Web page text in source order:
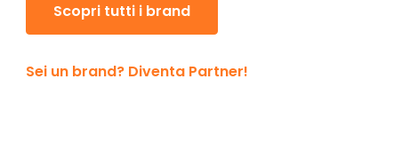
Scopri tutti i brand
Sei un brand? Diventa Partner!